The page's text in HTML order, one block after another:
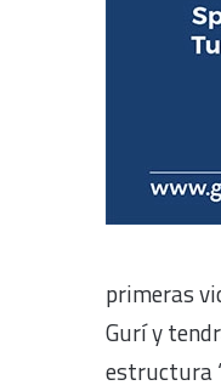
primeras
Gurí y
estructura